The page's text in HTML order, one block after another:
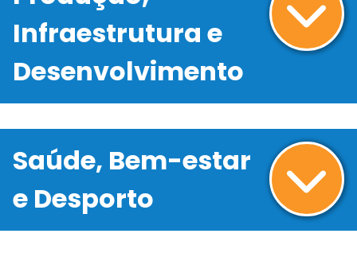
Infraestrutura e
Desenvolvimento
Saúde, Bem-estar
e Desporto